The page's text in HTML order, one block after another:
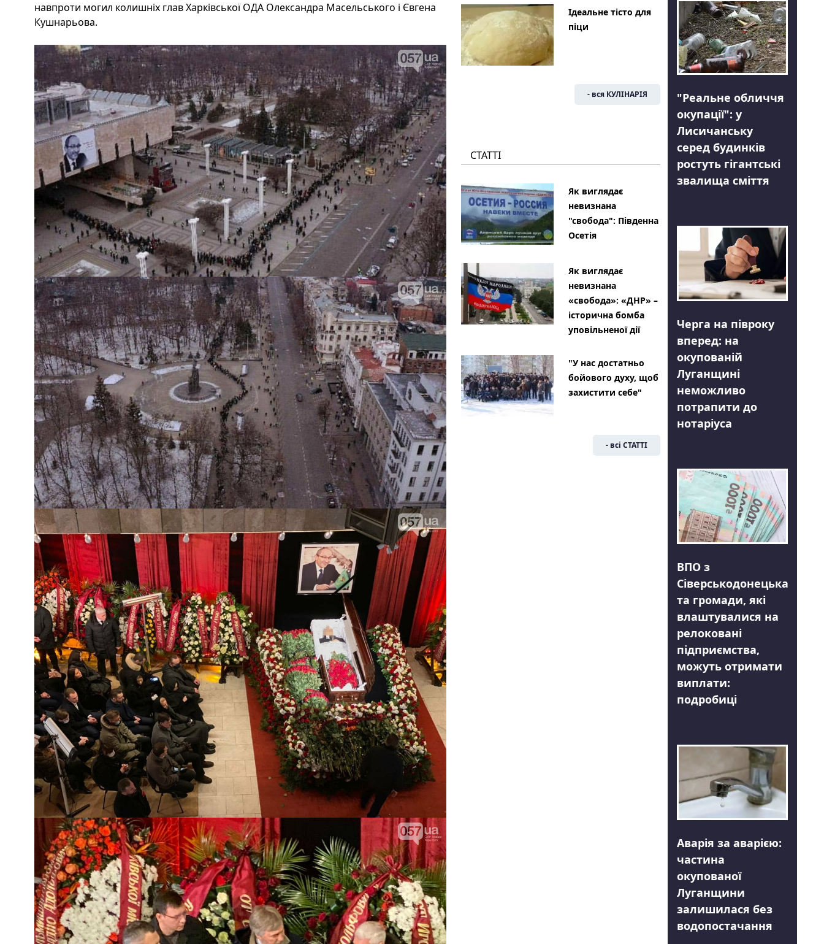
навпроти могил колишніх глав Харківської ОДА Олександра Масельського і Євгена
Кушнарьова.
Ідеальне тісто для
піци
- вся КУЛІНАРІЯ
СТАТТІ
Як виглядає
невизнана
"свобода": Південна
Осетія
Як виглядає
невизнана
«свобода»: «ДНР» –
історична бомба
уповільненої дії
"У нас достатньо
бойового духу, щоб
захистити себе"
- всі СТАТТІ
"Реальне обличчя
окупації": у
Лисичанську
серед будинків
ростуть гігантські
звалища сміття
Черга на півроку
вперед: на
окупованій
Луганщині
неможливо
потрапити до
нотаріуса
ВПО з
Сіверськодонецька
та громади, які
влаштувалися на
релоковані
підприємства,
можуть отримати
виплати:
подробиці
Аварія за аварією:
частина
окупованої
Луганщини
залишилася без
водопостачання